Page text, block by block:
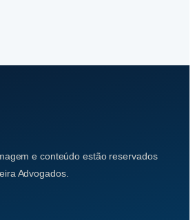
e conteúdo estão reservados
Advogados.